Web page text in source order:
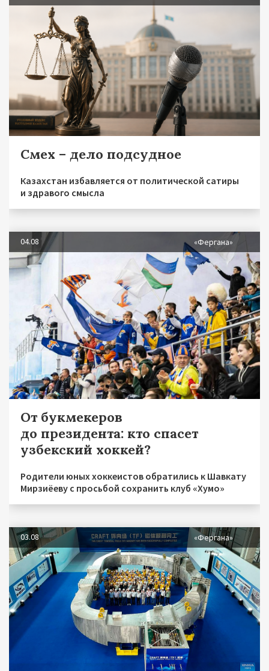
Смех – дело подсудное
Казахстан избавляется от политической сатиры
и здравого смысла
04.08 «Фергана»
От букмекеров
до президента: кто спасет
узбекский хоккей?
Родители юных хоккеистов обратились к Шавкату
Мирзиёеву с просьбой сохранить клуб «Хумо»
03.08 «Фергана»